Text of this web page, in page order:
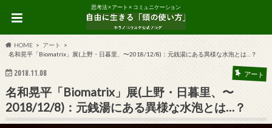
思考法 × アート × コミュニケーション
HOME
アート
名和晃平「Biomatrix」展(上野・日暮里、〜2018/12/8)：元銭湯にある異様な水泡とは…？
2018.11.08 アート
名和晃平「Biomatrix」展(上野・日暮里、〜
2018/12/8)：元銭湯にある異様な水泡とは…？